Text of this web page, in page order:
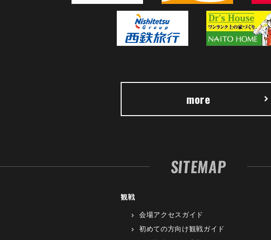
more
SITEMAP
観戦
会場アクセスガイド
初めての方向け観戦ガイド